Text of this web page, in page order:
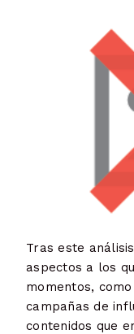
Tras este
aspectos a los
momentos,
campañas de
contenidos que